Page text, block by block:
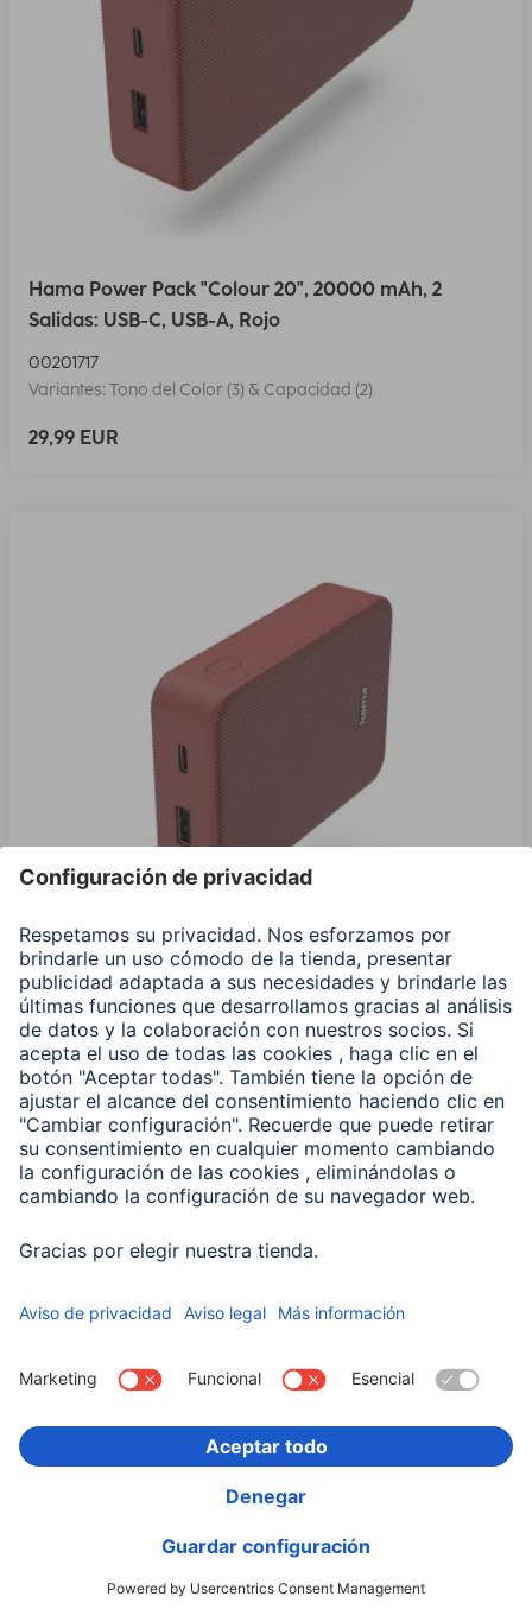
Hama Power Pack "Colour 20", 20000 mAh, 2
Salidas: USB-C, USB-A, Rojo
00201717
Variantes: Tono del Color (3) & Capacidad (2)
29,99 EUR
Hama Power Pack "Color 10", 10000 mAh, 2 Salidas:
USB-C, USB-A, Rojo
00201714
Variantes: Tono del Color (3) & Capacidad (2)
19,99 EUR